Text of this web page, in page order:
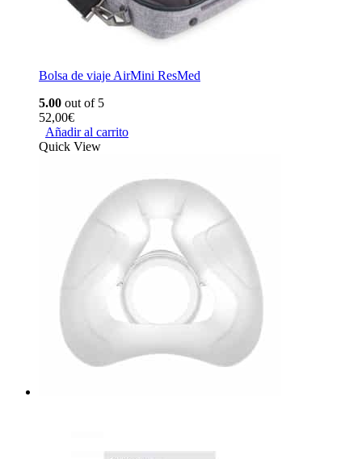
Bolsa de viaje AirMini ResMed
5.00 out of 5
52,00€
Añadir al carrito
Quick View